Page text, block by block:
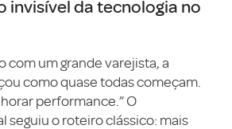
invisível da tecnologia no
com um grande varejista, a
como quase todas começam.
performance.” O
seguiu o roteiro clássico: mais